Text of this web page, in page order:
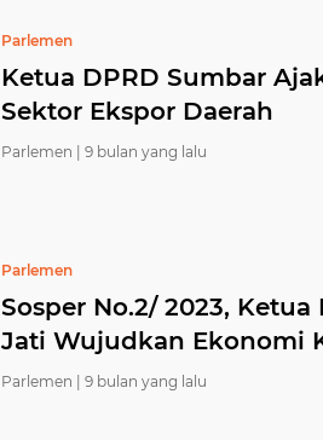
Parlemen
Ketua DPRD Sumbar
Sektor Ekspor Daerah
Parlemen | 9 bulan yang lalu
Parlemen
Sosper No.2/ 2023,
Jati Wujudkan Ekonomi
Parlemen | 9 bulan yang lalu